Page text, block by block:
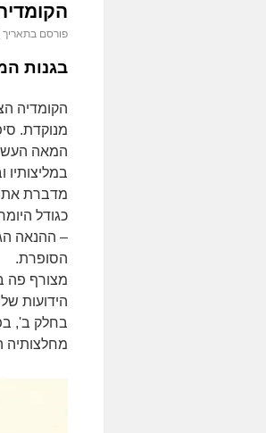
פורסם בתאריך
בגנות
הקומדיה
מנוקדת.
המאה
מדברת את
כגודל
– ההנאה
הסופרת.
הידועות
בחלק ב',
מחלצותיה